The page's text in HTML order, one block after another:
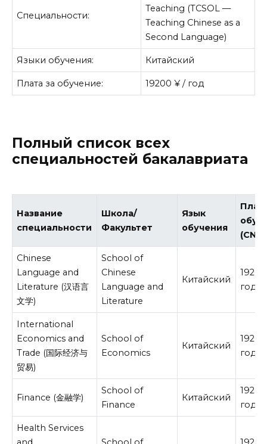
Специальности:
Teaching (TCSOL —
Teaching Chinese as a
Second Language)
Языки обучения: Китайский
Плата за обучение: 19200 ¥ / год
Полный список всех
специальностей бакалавриата
Название
специальности
Школа/
Факультет
Язык
обучения
Chinese
Language and
Literature (汉语言
文学)
School of
Chinese
Language and
Literature
Китайский
год
International
Economics and
Trade (国际经济与
贸易)
School of
Economics
Китайский
год
Finance (金融学)
School of
Finance
Китайский
год
Health Services